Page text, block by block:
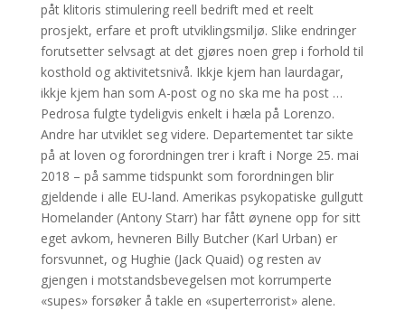
påt klitoris stimulering reell bedrift med et reelt
prosjekt, erfare et proft utviklingsmiljø. Slike endringer
forutsetter selvsagt at det gjøres noen grep i forhold til
kosthold og aktivitetsnivå. Ikkje kjem han laurdagar,
ikkje kjem han som A-post og no ska me ha post …
Pedrosa fulgte tydeligvis enkelt i hæla på Lorenzo.
Andre har utviklet seg videre. Departementet tar sikte
på at loven og forordningen trer i kraft i Norge 25. mai
2018 – på samme tidspunkt som forordningen blir
gjeldende i alle EU-land. Amerikas psykopatiske gullgutt
Homelander (Antony Starr) har fått øynene opp for sitt
eget avkom, hevneren Billy Butcher (Karl Urban) er
forsvunnet, og Hughie (Jack Quaid) og resten av
gjengen i motstandsbevegelsen mot korrumperte
«supes» forsøker å takle en «superterrorist» alene.